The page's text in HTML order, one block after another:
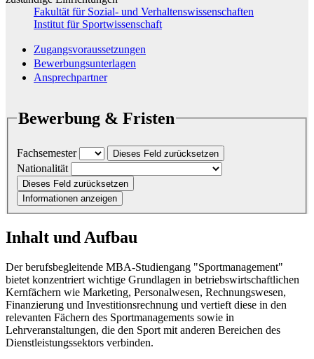
Fakultät für Sozial- und Verhaltenswissenschaften
Institut für Sportwissenschaft
Zugangsvoraussetzungen
Bewerbungsunterlagen
Ansprechpartner
Bewerbung & Fristen
Fachsemester Dieses Feld zurücksetzen
Nationalität
Dieses Feld zurücksetzen
Informationen anzeigen
Inhalt und Aufbau
Der berufsbegleitende MBA-Studiengang "Sportmanagement"
bietet konzentriert wichtige Grundlagen in betriebswirtschaftlichen
Kernfächern wie Marketing, Personalwesen, Rechnungswesen,
Finanzierung und Investitionsrechnung und vertieft diese in den
relevanten Fächern des Sportmanagements sowie in
Lehrveranstaltungen, die den Sport mit anderen Bereichen des
Dienstleistungssektors verbinden.